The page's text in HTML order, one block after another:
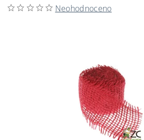
Neohodnoceno